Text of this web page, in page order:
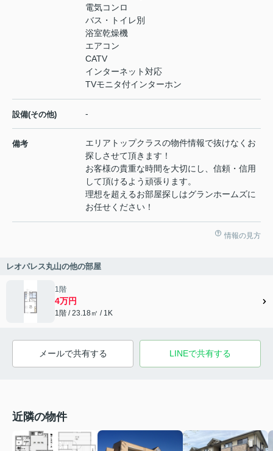
電気コンロ
バス・トイレ別
浴室乾燥機
エアコン
CATV
インターネット対応
TVモニタ付インターホン
設備(その他) -
備考
エリアトップクラスの物件情報で抜けなくお
探しさせて頂きます！
お客様の貴重な時間を大切にし、信頼・信用
して頂けるよう頑張ります。
理想を超えるお部屋探しはグランホームズに
お任せください！
情報の見方
レオパレス丸山の他の部屋
1階
4万円
1階 / 23.18㎡ / 1K
メールで共有する LINEで共有する
近隣の物件